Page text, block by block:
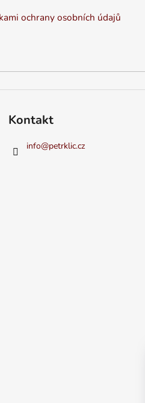
ochrany osobních údajů
Kontakt
info@petrklic.cz